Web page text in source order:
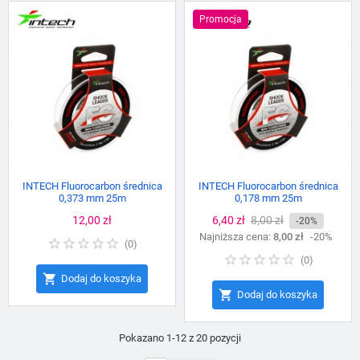
INTECH Fluorocarbon średnica
0,373 mm 25m
Cena
12,00 zł
(0)
 Dodaj do koszyka
Promocja
INTECH Fluorocarbon średnica
0,178 mm 25m
Cena
6,40 zł Cena
podstawowa
8,00 zł -20%
Najniższa cena: 8,00 zł -20%
(0)
 Dodaj do koszyka
Pokazano 1-12 z 20 pozycji